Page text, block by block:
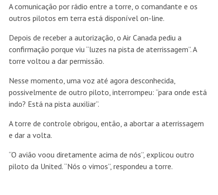
A comunicação por rádio entre a torre, o comandante e os
outros pilotos em terra está disponível on-line.
Depois de receber a autorização, o Air Canada pediu a
confirmação porque viu “luzes na pista de aterrissagem”. A
torre voltou a dar permissão.
Nesse momento, uma voz até agora desconhecida,
possivelmente de outro piloto, interrompeu: “para onde está
indo? Está na pista auxiliar”.
A torre de controle obrigou, então, a abortar a aterrissagem
e dar a volta.
“O avião voou diretamente acima de nós”, explicou outro
piloto da United. “Nós o vimos”, respondeu a torre.